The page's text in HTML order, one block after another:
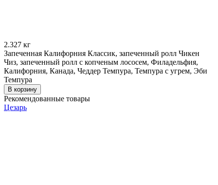
2.327 кг
Запеченная Калифорния Классик, запеченный ролл Чикен
Чиз, запеченный ролл с копченым лососем, Филадельфия,
Калифорния, Канада, Чеддер Темпура, Темпура с угрем, Эби
Темпура
В корзину
Рекомендованные товары
Цезарь